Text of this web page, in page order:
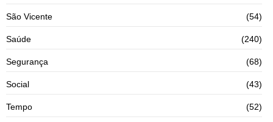
São Vicente (54)
Saúde (240)
Segurança (68)
Social (43)
Tempo (52)